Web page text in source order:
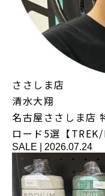
ささしま店
清水大翔
名古屋ささしま店
ロード5選【TREK/
SALE 2026.07.24